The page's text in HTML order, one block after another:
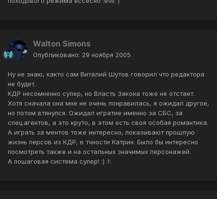
Walton Simons
Опубликовано: 29 ноября 2005
Ну не знаю, както сам Виталий Шутов говорил что редактора
не будет.
КДР несомненно супер, но Власть Закона тоже не отстает.
Хотя сначала она мне не очень понравилась, я ожидал другое,
но потом втянулся. Ожидал игратие именно за СБС, за
спец.агентов, а это круто, в этом есть своя особая романтика.
А играть за ментов тоже интересно, показывают прошлую
жизнь персов из КДР, в тчности Катрин. Было бы интересно
посмотреть также и на остальных значимых персонажей.
А пошаговая система супер! :) :!: